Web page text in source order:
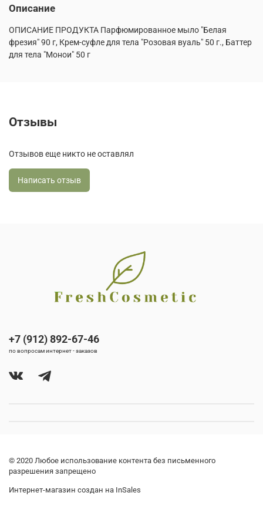
Описание
ОПИСАНИЕ ПРОДУКТА Парфюмированное мыло "Белая
фрезия" 90 г, Крем-суфле для тела "Розовая вуаль" 50 г., Баттер
для тела "Монои" 50 г
Отзывы
Отзывов еще никто не оставлял
Написать отзыв
+7 (912) 892-67-46
по вопросам интернет - заказов
© 2020 Любое использование контента без письменного
разрешения запрещено
Интернет-магазин создан на InSales